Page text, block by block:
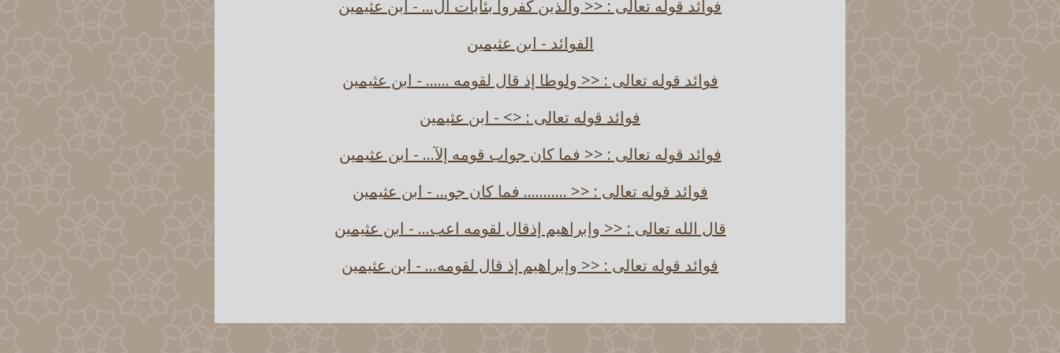
فوائد قوله تعالى : << والذين كفروا بئايات ال... - ابن عثيمين
الفوائد - ابن عثيمين
فوائد قوله تعالى : << ولوطا إذ قال لقومه ...... - ابن عثيمين
فوائد قوله تعالى : <> - ابن عثيمين
فوائد قوله تعالى : << فما كان جواب قومه إلآ... - ابن عثيمين
فوائد قوله تعالى : << ........... فما كان جو... - ابن عثيمين
قال الله تعالى : << وإبراهيم إذقال لقومه اعب... - ابن عثيمين
فوائد قوله تعالى : << وإبراهيم إذ قال لقومه... - ابن عثيمين